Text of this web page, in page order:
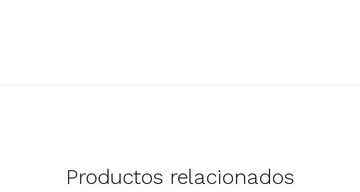
Productos relacionados